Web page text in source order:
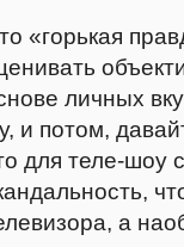
«горькая
личных
и потом,
для теле-шоу
а